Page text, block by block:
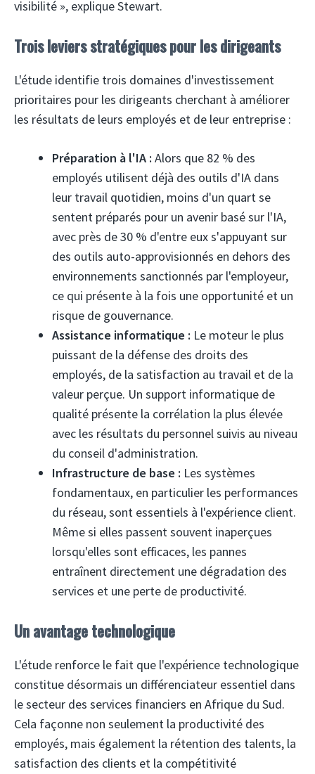
visibilité », explique Stewart.
Trois leviers stratégiques pour les dirigeants
L'étude identifie trois domaines d'investissement
prioritaires pour les dirigeants cherchant à améliorer
les résultats de leurs employés et de leur entreprise :
Préparation à l'IA : Alors que 82 % des
employés utilisent déjà des outils d'IA dans
leur travail quotidien, moins d'un quart se
sentent préparés pour un avenir basé sur l'IA,
avec près de 30 % d'entre eux s'appuyant sur
des outils auto-approvisionnés en dehors des
environnements sanctionnés par l'employeur,
ce qui présente à la fois une opportunité et un
risque de gouvernance.
Assistance informatique : Le moteur le plus
puissant de la défense des droits des
employés, de la satisfaction au travail et de la
valeur perçue. Un support informatique de
qualité présente la corrélation la plus élevée
avec les résultats du personnel suivis au niveau
du conseil d'administration.
Infrastructure de base : Les systèmes
fondamentaux, en particulier les performances
du réseau, sont essentiels à l'expérience client.
Même si elles passent souvent inaperçues
lorsqu'elles sont efficaces, les pannes
entraînent directement une dégradation des
services et une perte de productivité.
Un avantage technologique
L'étude renforce le fait que l'expérience technologique
constitue désormais un différenciateur essentiel dans
le secteur des services financiers en Afrique du Sud.
Cela façonne non seulement la productivité des
employés, mais également la rétention des talents, la
satisfaction des clients et la compétitivité